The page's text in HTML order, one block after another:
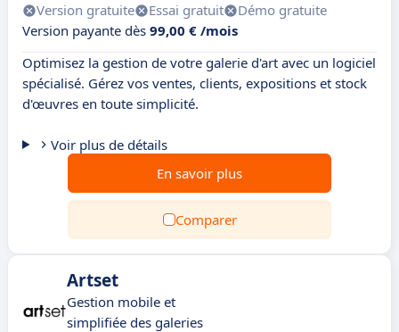
Version gratuite Essai gratuit
Démo gratuite
Version payante dès 99,00 € /mois
Optimisez la gestion de votre galerie d'art avec un logiciel
spécialisé. Gérez vos ventes, clients, expositions et stock
d'œuvres en toute simplicité.
Voir plus de détails
En savoir plus
Comparer
Artset
Gestion mobile et
simplifiée des galeries